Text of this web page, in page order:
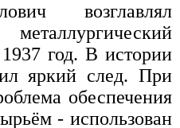
возглавлял
год. В истории
яркий след. При
обеспечения
- использован